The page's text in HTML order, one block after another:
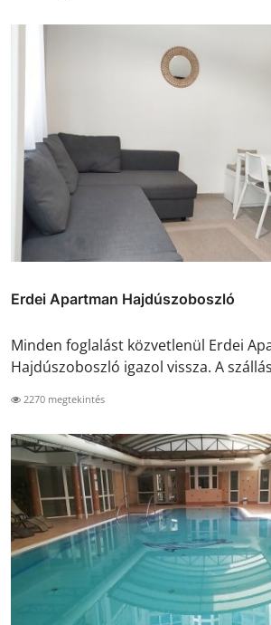
Erdei Apartman Hajdúszoboszló
Minden foglalást közvetlenül Erdei
Hajdúszoboszló igazol vissza. A
2270 megtekintés